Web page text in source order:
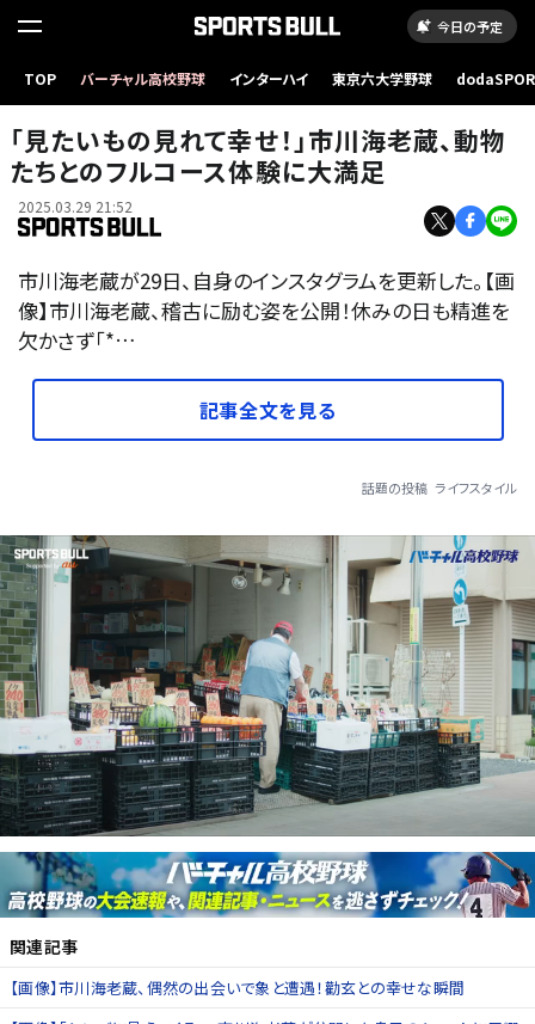
今日の予定
TOP バーチャル高校野球 インターハイ 東京六大学野球
「見たいもの見れて幸せ！」市川海老蔵、動物
たちとのフルコース体験に大満足
2025.03.29 21:52
市川海老蔵が29日、自身のインスタグラムを更新した。【画
像】市川海老蔵、稽古に励む姿を公開！休みの日も精進を
欠かさず「*…
記事全文を見る
話題の投稿 ライフスタイル
関連記事
【画像】市川海老蔵、偶然の出会いで象と遭遇！勸玄との幸せな瞬間